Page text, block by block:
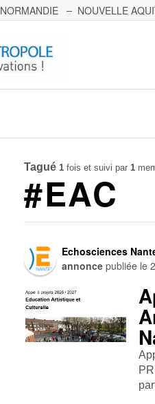
NORMANDIE NOUVELLE
Tagué 1 fois et suivi par1
#EAC
Echosciences
annonce publiée le